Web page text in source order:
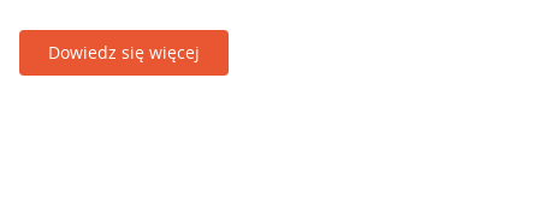
Dowiedz się więcej